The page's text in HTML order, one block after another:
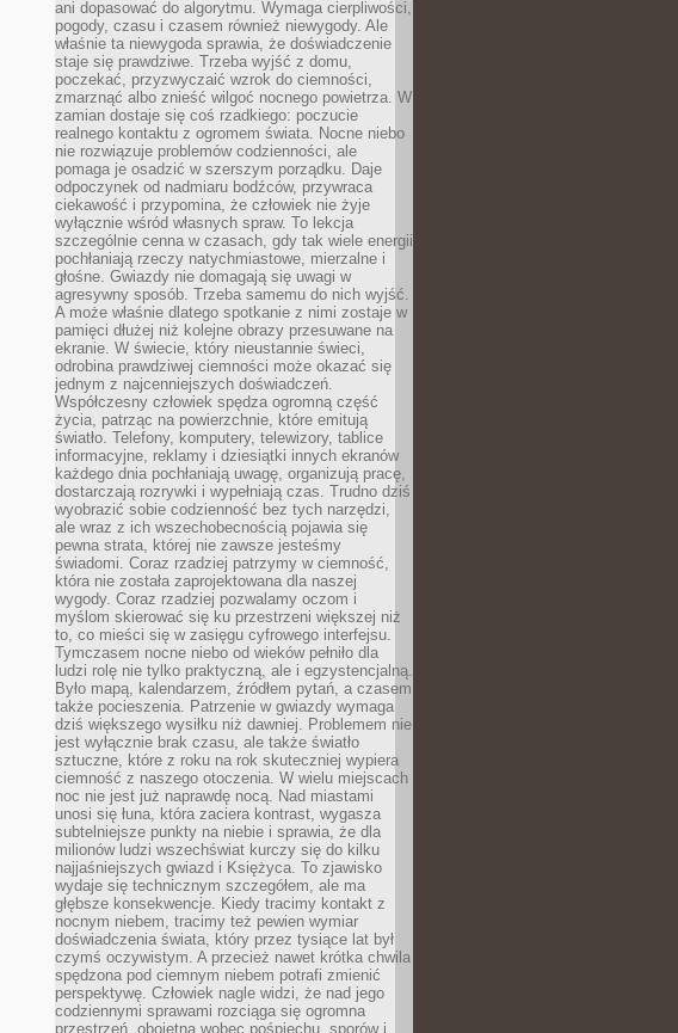
ani dopasować do algorytmu. Wymaga cierpliwości,
pogody, czasu i czasem również niewygody. Ale
właśnie ta niewygoda sprawia, że doświadczenie
staje się prawdziwe. Trzeba wyjść z domu,
poczekać, przyzwyczaić wzrok do ciemności,
zmarznąć albo znieść wilgoć nocnego powietrza. W
zamian dostaje się coś rzadkiego: poczucie
realnego kontaktu z ogromem świata. Nocne niebo
nie rozwiązuje problemów codzienności, ale
pomaga je osadzić w szerszym porządku. Daje
odpoczynek od nadmiaru bodźców, przywraca
ciekawość i przypomina, że człowiek nie żyje
wyłącznie wśród własnych spraw. To lekcja
szczególnie cenna w czasach, gdy tak wiele energii
pochłaniają rzeczy natychmiastowe, mierzalne i
głośne. Gwiazdy nie domagają się uwagi w
agresywny sposób. Trzeba samemu do nich wyjść.
A może właśnie dlatego spotkanie z nimi zostaje w
pamięci dłużej niż kolejne obrazy przesuwane na
ekranie. W świecie, który nieustannie świeci,
odrobina prawdziwej ciemności może okazać się
jednym z najcenniejszych doświadczeń.
Współczesny człowiek spędza ogromną część
życia, patrząc na powierzchnie, które emitują
światło. Telefony, komputery, telewizory, tablice
informacyjne, reklamy i dziesiątki innych ekranów
każdego dnia pochłaniają uwagę, organizują pracę,
dostarczają rozrywki i wypełniają czas. Trudno dziś
wyobrazić sobie codzienność bez tych narzędzi,
ale wraz z ich wszechobecnością pojawia się
pewna strata, której nie zawsze jesteśmy
świadomi. Coraz rzadziej patrzymy w ciemność,
która nie została zaprojektowana dla naszej
wygody. Coraz rzadziej pozwalamy oczom i
myślom skierować się ku przestrzeni większej niż
to, co mieści się w zasięgu cyfrowego interfejsu.
Tymczasem nocne niebo od wieków pełniło dla
ludzi rolę nie tylko praktyczną, ale i egzystencjalną.
Było mapą, kalendarzem, źródłem pytań, a czasem
także pocieszenia. Patrzenie w gwiazdy wymaga
dziś większego wysiłku niż dawniej. Problemem nie
jest wyłącznie brak czasu, ale także światło
sztuczne, które z roku na rok skuteczniej wypiera
ciemność z naszego otoczenia. W wielu miejscach
noc nie jest już naprawdę nocą. Nad miastami
unosi się łuna, która zaciera kontrast, wygasza
subtelniejsze punkty na niebie i sprawia, że dla
milionów ludzi wszechświat kurczy się do kilku
najjaśniejszych gwiazd i Księżyca. To zjawisko
wydaje się technicznym szczegółem, ale ma
głębsze konsekwencje. Kiedy tracimy kontakt z
nocnym niebem, tracimy też pewien wymiar
doświadczenia świata, który przez tysiące lat był
czymś oczywistym. A przecież nawet krótka chwila
spędzona pod ciemnym niebem potrafi zmienić
perspektywę. Człowiek nagle widzi, że nad jego
codziennymi sprawami rozciąga się ogromna
przestrzeń, obojętna wobec pośpiechu, sporów i